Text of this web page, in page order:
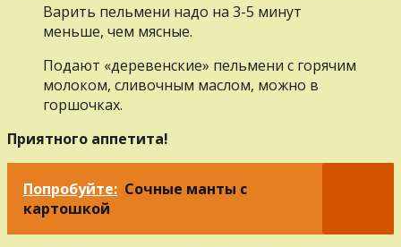
Варить пельмени надо на 3-5 минут
меньше, чем мясные.
Подают «деревенские» пельмени с горячим
молоком, сливочным маслом, можно в
горшочках.
Приятного аппетита!
Попробуйте: Сочные манты с
картошкой